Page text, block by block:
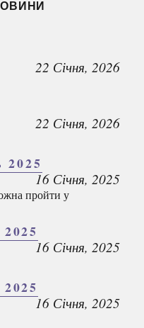
22 Січня, 2026
22 Січня, 2026
2025
16 Січня, 2025
пройти у
16 Січня, 2025
16 Січня, 2025